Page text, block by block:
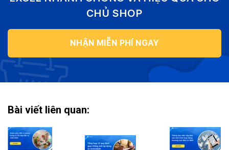
CHỦ SHOP
NHẬN MIỄN PHÍ NGAY
Bài viết liên quan: